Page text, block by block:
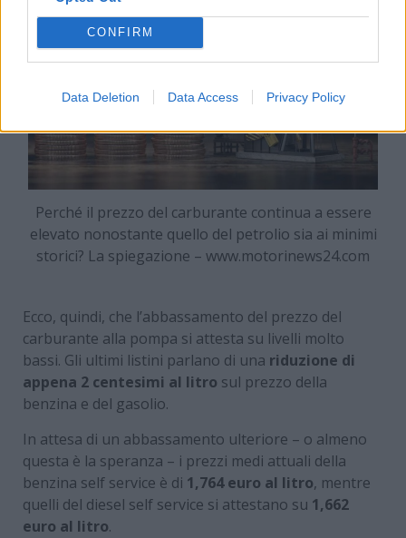
CONFIRM
Data Deletion Data Access Privacy Policy
Perché il prezzo del carburante continua a essere
elevato nonostante quello del petrolio sia ai minimi
storici? La spiegazione – www.motorinews24.com
Ecco, quindi, che l’abbassamento del prezzo del
carburante alla pompa si attesta su livelli molto
bassi. Gli ultimi listini parlano di una riduzione di
appena 2 centesimi al litro sul prezzo della
benzina e del gasolio.
In attesa di un abbassamento ulteriore – o almeno
questa è la speranza – i prezzi medi attuali della
benzina self service è di 1,764 euro al litro, mentre
quelli del diesel self service si attestano su 1,662
euro al litro.